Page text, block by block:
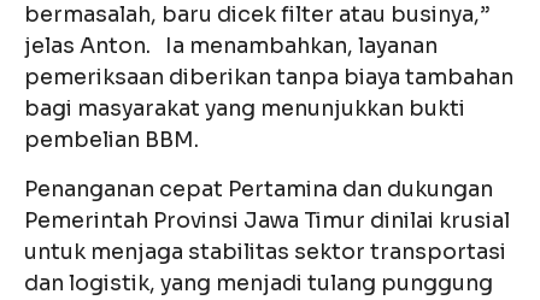
bermasalah, baru dicek filter atau businya,”
jelas Anton. Ia menambahkan, layanan
pemeriksaan diberikan tanpa biaya tambahan
bagi masyarakat yang menunjukkan bukti
pembelian BBM.
Penanganan cepat Pertamina dan dukungan
Pemerintah Provinsi Jawa Timur dinilai krusial
untuk menjaga stabilitas sektor transportasi
dan logistik, yang menjadi tulang punggung